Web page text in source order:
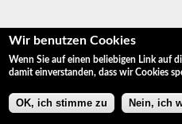
© Fotografie Giulio Coscia
Wir benutzen Cookies
Wenn Sie auf einen beliebigen Link auf
damit einverstanden, dass wir Cookies
OK, ich stimme zu Nein, ich